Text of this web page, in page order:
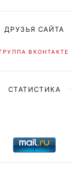
ДРУЗЬЯ САЙТА
ВКОНТАКТЕ
СТАТИСТИКА